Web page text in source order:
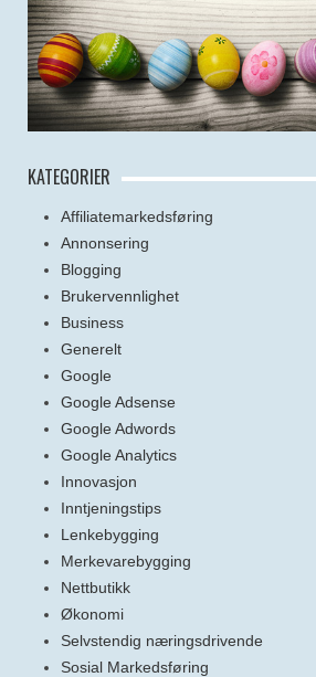
KATEGORIER
Affiliatemarkedsføring
Annonsering
Blogging
Brukervennlighet
Business
Generelt
Google
Google Adsense
Google Adwords
Google Analytics
Innovasjon
Inntjeningstips
Lenkebygging
Merkevarebygging
Nettbutikk
Økonomi
Selvstendig næringsdrivende
Sosial Markedsføring